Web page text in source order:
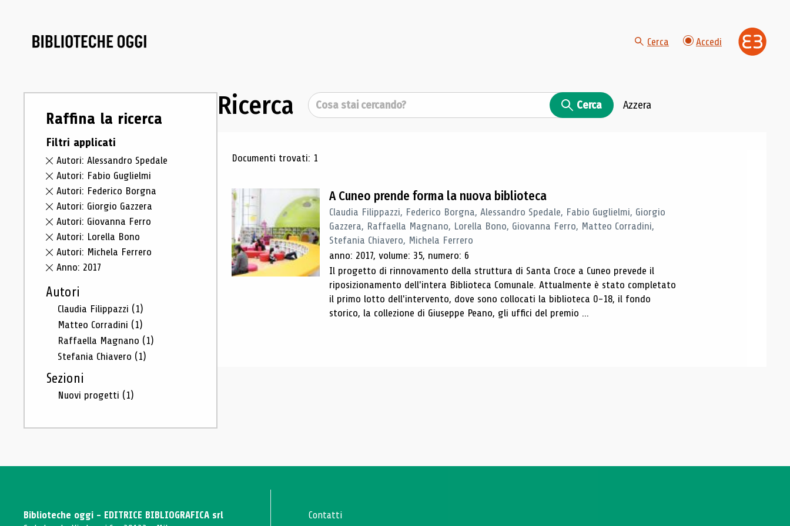
Cerca Accedi
Raffina la ricerca
Filtri applicati
Autori: Alessandro Spedale
Autori: Fabio Guglielmi
Autori: Federico Borgna
Autori: Giorgio Gazzera
Autori: Giovanna Ferro
Autori: Lorella Bono
Autori: Michela Ferrero
Anno: 2017
Autori
Claudia Filippazzi (1)
Matteo Corradini (1)
Raffaella Magnano (1)
Stefania Chiavero (1)
Sezioni
Nuovi progetti (1)
Ricerca Cerca Cerca Azzera
Risultati di ricerca
Documenti trovati: 1
A Cuneo prende forma la nuova biblioteca
Claudia Filippazzi, Federico Borgna, Alessandro Spedale, Fabio Guglielmi, Giorgio
Gazzera, Raffaella Magnano, Lorella Bono, Giovanna Ferro, Matteo Corradini,
Stefania Chiavero, Michela Ferrero
anno: 2017, volume: 35, numero: 6
Il progetto di rinnovamento della struttura di Santa Croce a Cuneo prevede il
riposizionamento dell'intera Biblioteca Comunale. Attualmente è stato completato
il primo lotto dell'intervento, dove sono collocati la biblioteca 0-18, il fondo
storico, la collezione di Giuseppe Peano, gli uffici del premio ...
Biblioteche oggi - EDITRICE BIBLIOGRAFICA srl
Contatti